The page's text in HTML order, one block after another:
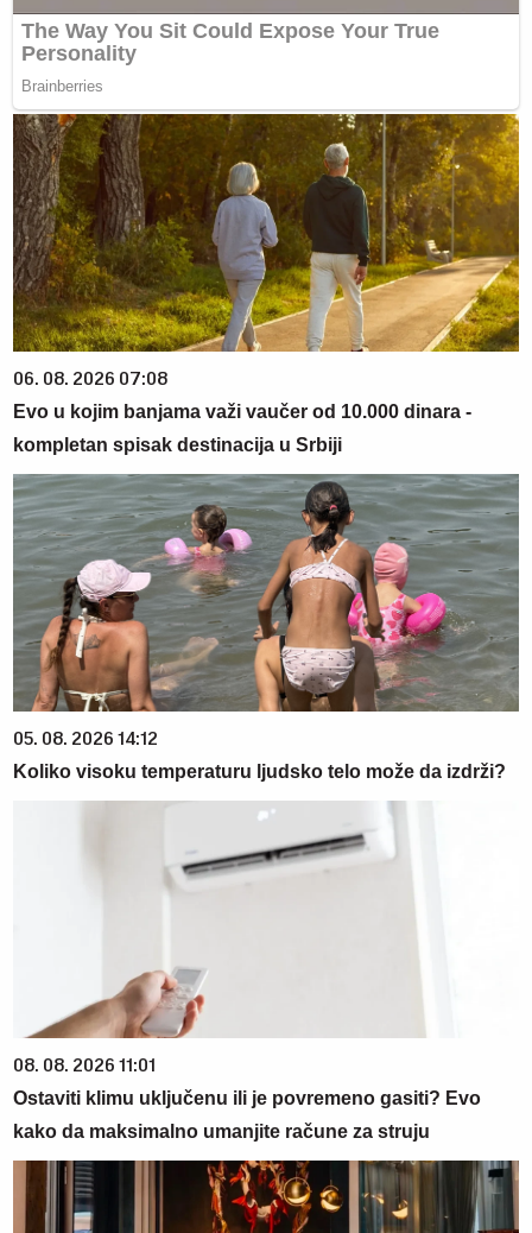
06. 08. 2026 07:08
Evo u kojim banjama važi vaučer od 10.000 dinara -
kompletan spisak destinacija u Srbiji
05. 08. 2026 14:12
Koliko visoku temperaturu ljudsko telo može da izdrži?
08. 08. 2026 11:01
Ostaviti klimu uključenu ili je povremeno gasiti? Evo
kako da maksimalno umanjite račune za struju